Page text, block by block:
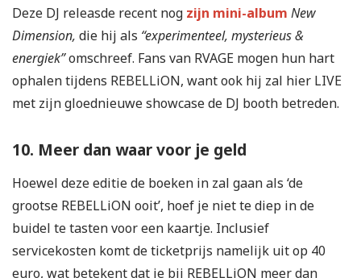
Deze DJ releasde recent nog zijn mini-album New
Dimension, die hij als “experimenteel, mysterieus &
energiek”omschreef. Fans van RVAGE mogen hun hart
ophalen tijdens REBELLiON, want ook hij zal hier LIVE
met zijn gloednieuwe showcase de DJ booth betreden.
10. Meer dan waar voor je geld
Hoewel deze editie de boeken in zal gaan als ‘de
grootse REBELLiON ooit’, hoef je niet te diep in de
buidel te tasten voor een kaartje. Inclusief
servicekosten komt de ticketprijs namelijk uit op 40
euro, wat betekent dat je bij REBELLiON meer dan